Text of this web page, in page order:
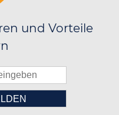
und Vorteile